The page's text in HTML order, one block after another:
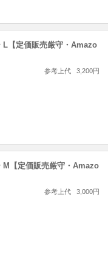
L【定価販売厳守・Amazo
参考上代 3,200円
M【定価販売厳守・Amazo
参考上代 3,000円